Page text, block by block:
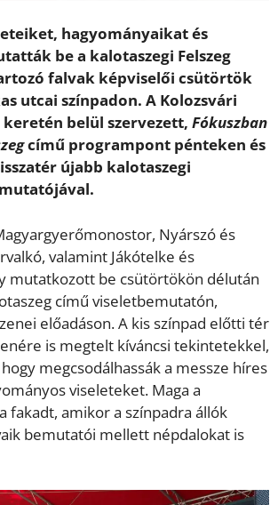
hagyományaikat és
be a kalotaszegi Felszeg
falvak képviselői csütörtök
utcai színpadon. A Kolozsvári
belül szervezett, Fókuszban
című programpont pénteken és
újabb kalotaszegi
Nyárszó és
valamint Jákótelke és
mutatkozott be csütörtökön délután
című viseletbemutatón,
előadáson. A kis színpad előtti tér
is megtelt kíváncsi tekintetekkel,
megcsodálhassák a messze híres
viseleteket. Maga a
fakadt, amikor a színpadra állók
bemutatói mellett népdalokat is